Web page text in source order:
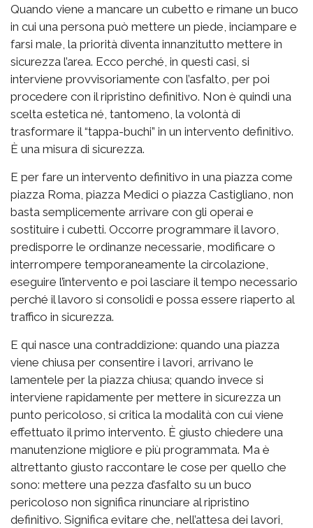
Quando viene a mancare un cubetto e rimane un buco
in cui una persona può mettere un piede, inciampare e
farsi male, la priorità diventa innanzitutto mettere in
sicurezza l’area. Ecco perché, in questi casi, si
interviene provvisoriamente con l’asfalto, per poi
procedere con il ripristino definitivo. Non è quindi una
scelta estetica né, tantomeno, la volontà di
trasformare il “tappa-buchi” in un intervento definitivo.
È una misura di sicurezza.
E per fare un intervento definitivo in una piazza come
piazza Roma, piazza Medici o piazza Castigliano, non
basta semplicemente arrivare con gli operai e
sostituire i cubetti. Occorre programmare il lavoro,
predisporre le ordinanze necessarie, modificare o
interrompere temporaneamente la circolazione,
eseguire l’intervento e poi lasciare il tempo necessario
perché il lavoro si consolidi e possa essere riaperto al
traffico in sicurezza.
E qui nasce una contraddizione: quando una piazza
viene chiusa per consentire i lavori, arrivano le
lamentele per la piazza chiusa; quando invece si
interviene rapidamente per mettere in sicurezza un
punto pericoloso, si critica la modalità con cui viene
effettuato il primo intervento. È giusto chiedere una
manutenzione migliore e più programmata. Ma è
altrettanto giusto raccontare le cose per quello che
sono: mettere una pezza d’asfalto su un buco
pericoloso non significa rinunciare al ripristino
definitivo. Significa evitare che, nell’attesa dei lavori,